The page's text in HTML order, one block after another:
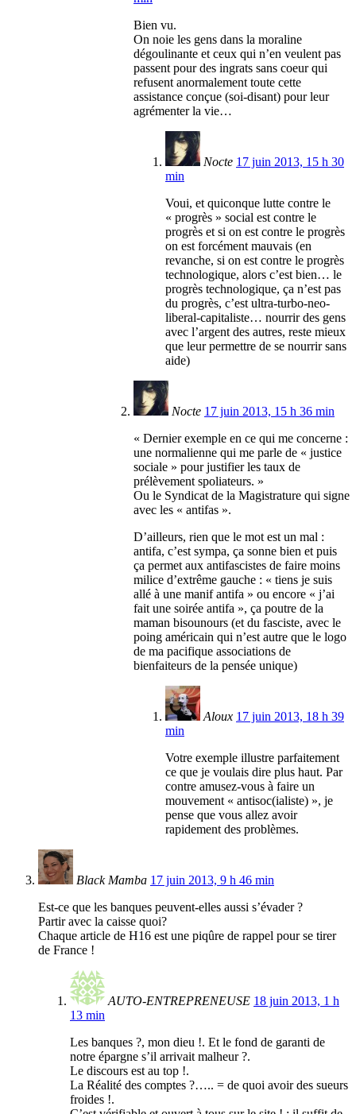
Bien vu.
On noie les gens dans la moraline
dégoulinante et ceux qui n’en veulent pas
passent pour des ingrats sans coeur qui
refusent anormalement toute cette
assistance conçue (soi-disant) pour leur
agrémenter la vie…
Nocte 17 juin 2013, 15 h 30
min
Voui, et quiconque lutte contre le
« progrès » social est contre le
progrès et si on est contre le progrès
on est forcément mauvais (en
revanche, si on est contre le progrès
technologique, alors c’est bien… le
progrès technologique, ça n’est pas
du progrès, c’est ultra-turbo-neo-
liberal-capitaliste… nourrir des gens
avec l’argent des autres, reste mieux
que leur permettre de se nourrir sans
aide)
Nocte 17 juin 2013, 15 h 36 min
« Dernier exemple en ce qui me concerne :
une normalienne qui me parle de « justice
sociale » pour justifier les taux de
prélèvement spoliateurs. »
Ou le Syndicat de la Magistrature qui signe
avec les « antifas ».
D’ailleurs, rien que le mot est un mal :
antifa, c’est sympa, ça sonne bien et puis
ça permet aux antifascistes de faire moins
milice d’extrême gauche : « tiens je suis
allé à une manif antifa » ou encore « j’ai
fait une soirée antifa », ça poutre de la
maman bisounours (et du fasciste, avec le
poing américain qui n’est autre que le logo
de ma pacifique associations de
bienfaiteurs de la pensée unique)
Aloux 17 juin 2013, 18 h 39
min
Votre exemple illustre parfaitement
ce que je voulais dire plus haut. Par
contre amusez-vous à faire un
mouvement « antisoc(ialiste) », je
pense que vous allez avoir
rapidement des problèmes.
Black Mamba 17 juin 2013, 9 h 46 min
Est-ce que les banques peuvent-elles aussi s’évader ?
Partir avec la caisse quoi?
Chaque article de H16 est une piqûre de rappel pour se tirer
de France !
AUTO-ENTREPRENEUSE 18 juin 2013, 1 h
13 min
Les banques ?, mon dieu !. Et le fond de garanti de
notre épargne s’il arrivait malheur ?.
Le discours est au top !.
La Réalité des comptes ?….. = de quoi avoir des sueurs
froides !.